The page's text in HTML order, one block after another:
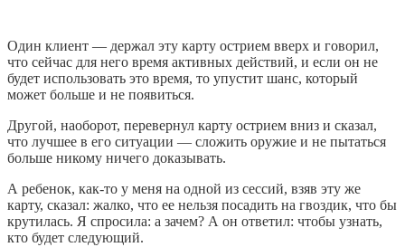
Один клиент — держал эту карту острием вверх и говорил,
что сейчас для него время активных действий, и если он не
будет использовать это время, то упустит шанс, который
может больше и не появиться.
Другой, наоборот, перевернул карту острием вниз и сказал,
что лучшее в его ситуации — сложить оружие и не пытаться
больше никому ничего доказывать.
А ребенок, как-то у меня на одной из сессий, взяв эту же
карту, сказал: жалко, что ее нельзя посадить на гвоздик, что бы
крутилась. Я спросила: а зачем? А он ответил: чтобы узнать,
кто будет следующий.